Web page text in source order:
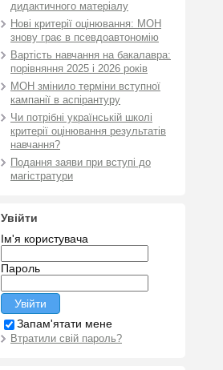
дидактичного матеріалу
Нові критерії оцінювання: МОН
знову грає в псевдоавтономію
Вартість навчання на бакалавра:
порівняння 2025 і 2026 років
МОН змінило терміни вступної
кампанії в аспірантуру
Чи потрібні українській школі
критерії оцінювання результатів
навчання?
Подання заяви при вступі до
магістратури
Увійти
Ім'я користувача
Пароль
Запам'ятати мене
Втратили свій пароль?